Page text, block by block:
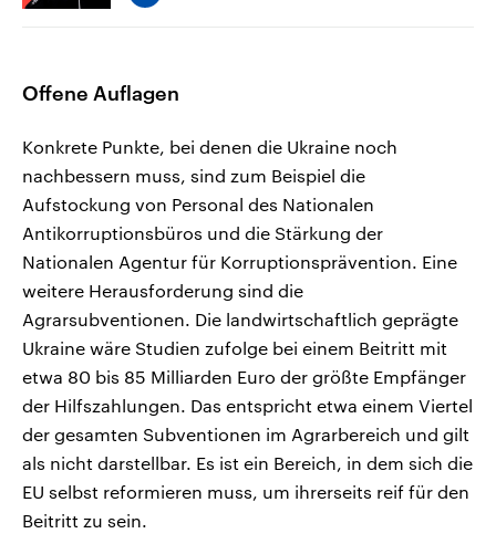
Offene Auflagen
Konkrete Punkte, bei denen die Ukraine noch
nachbessern muss, sind zum Beispiel die
Aufstockung von Personal des Nationalen
Antikorruptionsbüros und die Stärkung der
Nationalen Agentur für Korruptionsprävention. Eine
weitere Herausforderung sind die
Agrarsubventionen. Die landwirtschaftlich geprägte
Ukraine wäre Studien zufolge bei einem Beitritt mit
etwa 80 bis 85 Milliarden Euro der größte Empfänger
der Hilfszahlungen. Das entspricht etwa einem Viertel
der gesamten Subventionen im Agrarbereich und gilt
als nicht darstellbar. Es ist ein Bereich, in dem sich die
EU selbst reformieren muss, um ihrerseits reif für den
Beitritt zu sein.